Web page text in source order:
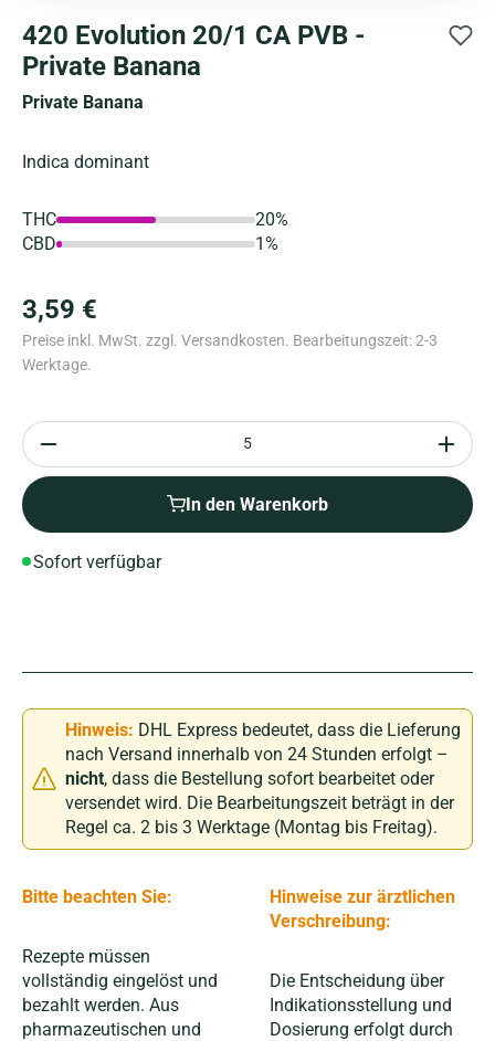
420 Evolution 20/1 CA PVB -
Private Banana
Private Banana
Indica dominant
THC
20%
CBD
1%
3,59 €
Preise inkl. MwSt. zzgl. Versandkosten. Bearbeitungszeit: 2-3
Werktage.
Anzahl
In den Warenkorb
Sofort verfügbar
Hinweis: DHL Express bedeutet, dass die Lieferung
nach Versand innerhalb von 24 Stunden erfolgt –
nicht, dass die Bestellung sofort bearbeitet oder
versendet wird. Die Bearbeitungszeit beträgt in der
Regel ca. 2 bis 3 Werktage (Montag bis Freitag).
Bitte beachten Sie:
Rezepte müssen
vollständig eingelöst und
bezahlt werden. Aus
pharmazeutischen und
Hinweise zur ärztlichen
Verschreibung:
Die Entscheidung über
Indikationsstellung und
Dosierung erfolgt durch